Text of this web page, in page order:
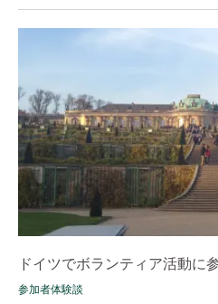
ドイツでボランティア活動に
参加者体験談